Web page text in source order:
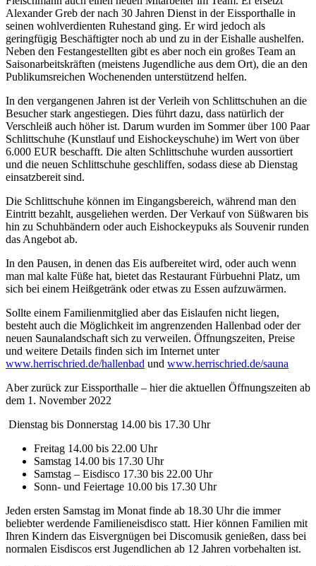
Alexander Greb der nach 30 Jahren Dienst in der Eissporthalle in
seinen wohlverdienten Ruhestand ging. Er wird jedoch als
geringfügig Beschäftigter noch ab und zu in der Eishalle aushelfen.
Neben den Festangestellten gibt es aber noch ein großes Team an
Saisonarbeitskräften (meistens Jugendliche aus dem Ort), die an den
Publikumsreichen Wochenenden unterstützend helfen.
In den vergangenen Jahren ist der Verleih von Schlittschuhen an die
Besucher stark angestiegen. Dies führt dazu, dass natürlich der
Verschleiß auch höher ist. Darum wurden im Sommer über 100 Paar
Schlittschuhe (Kunstlauf und Eishockeyschuhe) im Wert von über
6.000 EUR beschafft. Die alten Schlittschuhe wurden aussortiert
und die neuen Schlittschuhe geschliffen, sodass diese ab Dienstag
einsatzbereit sind.
Die Schlittschuhe können im Eingangsbereich, während man den
Eintritt bezahlt, ausgeliehen werden. Der Verkauf von Süßwaren bis
hin zu Schuhbändern oder auch Eishockeypuks als Souvenir runden
das Angebot ab.
In den Pausen, in denen das Eis aufbereitet wird, oder auch wenn
man mal kalte Füße hat, bietet das Restaurant Fürbuehni Platz, um
sich bei einem Heißgetränk oder etwas zu Essen aufzuwärmen.
Sollte einem Familienmitglied aber das Eislaufen nicht liegen,
besteht auch die Möglichkeit im angrenzenden Hallenbad oder der
neuen Saunalandschaft sich zu verweilen. Öffnungszeiten, Preise
und weitere Details finden sich im Internet unter
www.herrischried.de/hallenbad und www.herrischried.de/sauna
Aber zurück zur Eissporthalle – hier die aktuellen Öffnungszeiten ab
dem 1. November 2022
Dienstag bis Donnerstag 14.00 bis 17.30 Uhr
Freitag 14.00 bis 22.00 Uhr
Samstag 14.00 bis 17.30 Uhr
Samstag – Eisdisco 17.30 bis 22.00 Uhr
Sonn- und Feiertage 10.00 bis 17.30 Uhr
Jeden ersten Samstag im Monat finde ab 18.30 Uhr die immer
beliebter werdende Familieneisdisco statt. Hier können Familien mit
Ihren Kindern das Eisvergnügen bei Discomusik genießen, dass bei
normalen Eisdiscos erst Jugendlichen ab 12 Jahren vorbehalten ist.